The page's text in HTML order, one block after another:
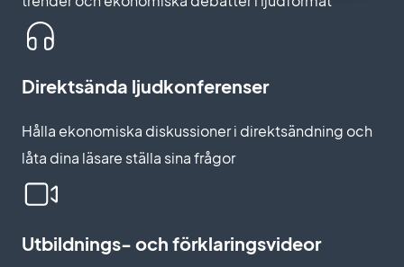
Direktsända ljudkonferenser
Hålla ekonomiska diskussioner i direktsändning och
låta dina läsare ställa sina frågor
Utbildnings- och förklaringsvideor